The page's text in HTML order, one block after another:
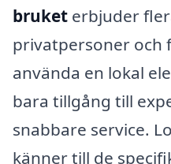
bruket erbjuder
privatpersoner och
använda en lokal
bara tillgång till
snabbare service.
känner till de